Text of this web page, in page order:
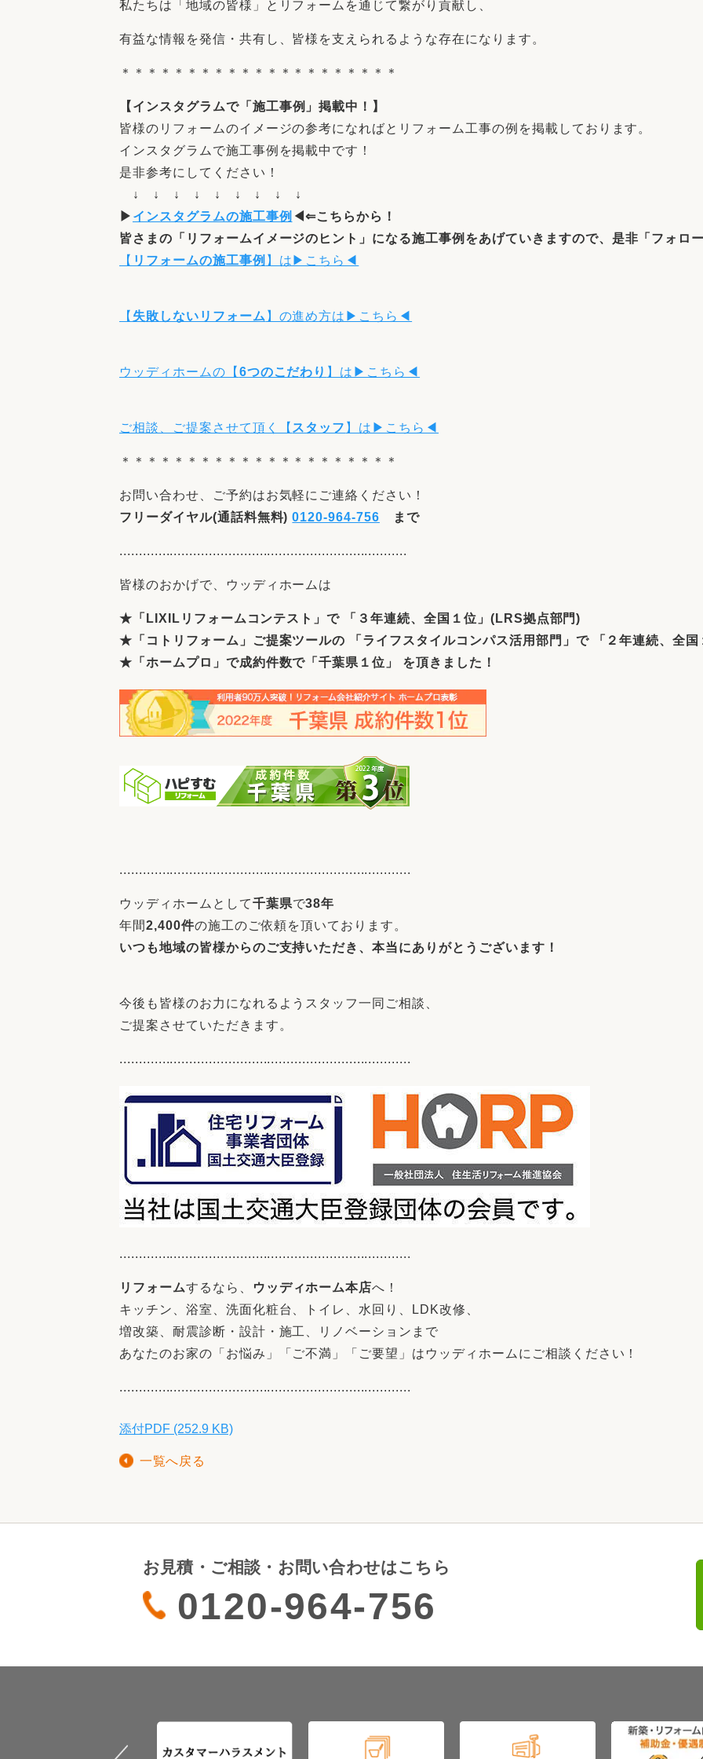
私たちは「地域の皆様」とリフォームを通じて繋がり貢献し、
有益な情報を発信・共有し、皆様を支えられるような存在になります。
＊＊＊＊＊＊＊＊＊＊＊＊＊＊＊＊＊＊＊＊＊
【 インスタグラムで「施工事例」掲載中！】
皆様のリフォームのイメージの参考になればとリフォーム工事の例を掲載しております。
インスタグラムで施工事例を掲載中です！
是非参考にしてください！
↓ ↓ ↓ ↓ ↓ ↓ ↓ ↓ ↓
▶ インスタグラムの施工事例 ◀⇐こちらから！
皆さまの「 リフォームイメージの ヒント 」になる施工事例をあげていきますので、是非「フォロ
【 リフォームの施工事例 】は▶こちら◀
【 失敗しないリフォーム 】の進め方は▶こちら◀
ウッディホームの【 6つのこだわり 】は▶こちら◀
ご相談、ご提案させて頂く【 スタッフ 】は▶こちら◀
＊＊＊＊＊＊＊＊＊＊＊＊＊＊＊＊＊＊＊＊＊
お問い合わせ、ご予約はお気軽にご連絡ください！
フリーダイヤル(通話料無料) 0120-964-756 まで
..........................................................................
皆様のおかげで、ウッディホームは
★「 LIXIL リフォームコンテスト」で 「３年連続、全国１位」(LRS拠点部門)
★「コトリフォーム」ご提案ツールの 「ライフスタイルコンパス活用部門」で 「２年連続、全国
★「ホームプロ」で成約件数で 「千葉県１位」 を頂きました！
...........................................................................
ウッディホームとして千葉県で38年
年間2,400件の施工のご依頼を頂いております。
いつも地域の皆様からのご支持いただき、本当にありがとうございます！
今後も皆様のお力になれるようスタッフ一同ご相談、
ご提案させていただきます。
...........................................................................
...........................................................................
リフォームするなら、 ウッディホーム本店へ！
キッチン、浴室、洗面化粧台、トイレ、水回り、LDK改修、
増改築、耐震診断・設計・施工、リノベーションまで
あなたのお家の「お悩み」「ご不満」「ご要望」はウッディホームにご相談ください！
...........................................................................
添付PDF (252.9 KB)
一覧へ戻る
お見積・ご相談・お問い合わせはこちら
0120-964-756